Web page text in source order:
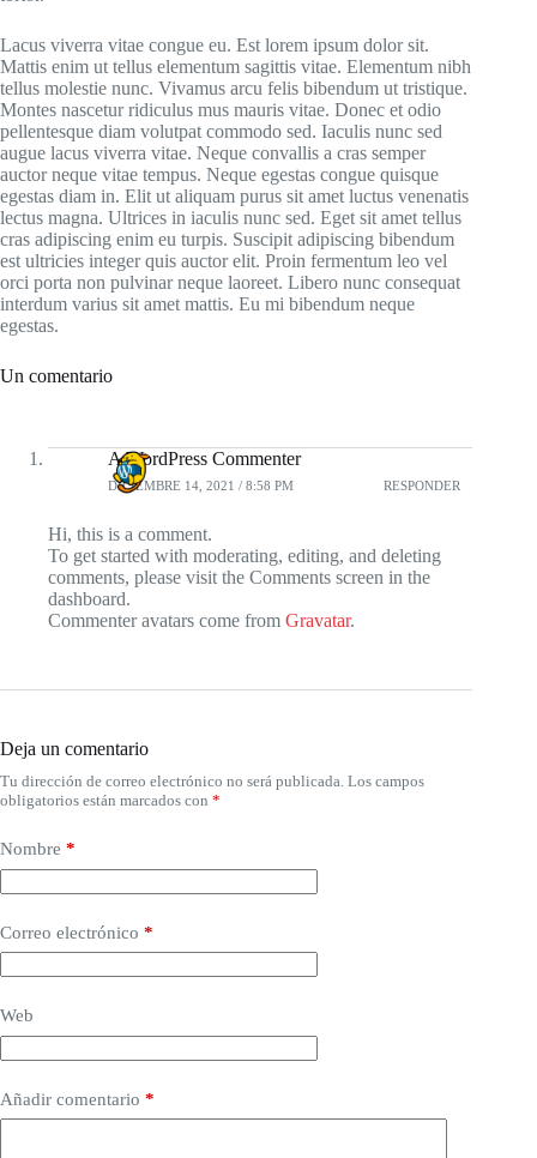
Lacus viverra vitae congue eu. Est lorem ipsum dolor sit.
Mattis enim ut tellus elementum sagittis vitae. Elementum nibh
tellus molestie nunc. Vivamus arcu felis bibendum ut tristique.
Montes nascetur ridiculus mus mauris vitae. Donec et odio
pellentesque diam volutpat commodo sed. Iaculis nunc sed
augue lacus viverra vitae. Neque convallis a cras semper
auctor neque vitae tempus. Neque egestas congue quisque
egestas diam in. Elit ut aliquam purus sit amet luctus venenatis
lectus magna. Ultrices in iaculis nunc sed. Eget sit amet tellus
cras adipiscing enim eu turpis. Suscipit adipiscing bibendum
est ultricies integer quis auctor elit. Proin fermentum leo vel
orci porta non pulvinar neque laoreet. Libero nunc consequat
interdum varius sit amet mattis. Eu mi bibendum neque
egestas.
Un comentario
A WordPress Commenter
DICIEMBRE 14, 2021 / 8:58 PM RESPONDER
Hi, this is a comment.
To get started with moderating, editing, and deleting
comments, please visit the Comments screen in the
dashboard.
Commenter avatars come from Gravatar.
Deja un comentario
Tu dirección de correo electrónico no será publicada. Los campos
obligatorios están marcados con *
Nombre *
Correo electrónico *
Web
Añadir comentario *